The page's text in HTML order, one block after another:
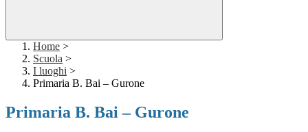
Home >
Scuola >
I luoghi >
Primaria B. Bai – Gurone
Primaria B. Bai – Gurone